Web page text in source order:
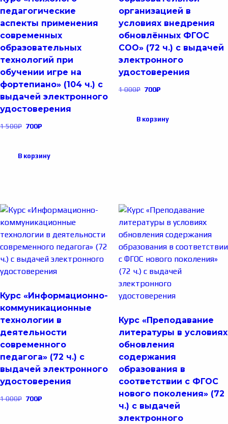
педагогические
аспекты применения
современных
образовательных
технологий при
обучении игре на
фортепиано» (104 ч.) с
выдачей электронного
удостоверения
1 500₽ 700₽
В корзину
организацией в
условиях внедрения
обновлённых ФГОС
СОО» (72 ч.) с выдачей
электронного
удостоверения
1 000₽ 700₽
В корзину
Курс «Информационно-
коммуникационные
технологии в
деятельности
современного
педагога» (72 ч.) с
выдачей электронного
удостоверения
1 000₽ 700₽
Курс «Преподавание
литературы в условиях
обновления
содержания
образования в
соответствии с ФГОС
нового поколения» (72
ч.) с выдачей
электронного